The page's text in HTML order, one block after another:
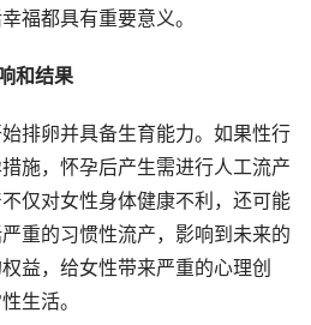
福都具有重要意义。
和结果
排卵并具备生育能力。如果性行
施，怀孕后产生需进行人工流产
仅对女性身体健康不利，还可能
重的习惯性流产，影响到未来的
益，给女性带来严重的心理创
生活。